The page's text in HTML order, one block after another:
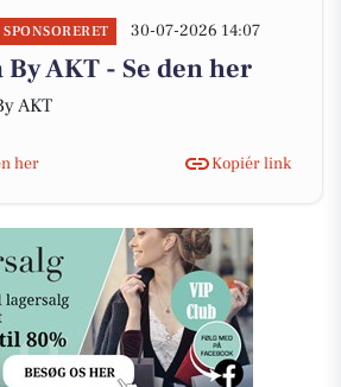
SPONSORERET 30-07-2026 14:07
AKT - Se den her
AKT
her Kopiér link